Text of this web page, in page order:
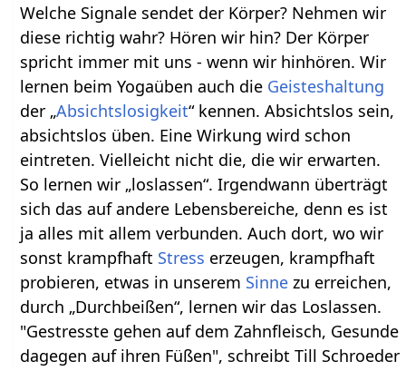
Welche Signale sendet der Körper? Nehmen wir
diese richtig wahr? Hören wir hin? Der Körper
spricht immer mit uns - wenn wir hinhören. Wir
lernen beim Yogaüben auch die Geisteshaltung
der „Absichtslosigkeit“ kennen. Absichtslos sein,
absichtslos üben. Eine Wirkung wird schon
eintreten. Vielleicht nicht die, die wir erwarten.
So lernen wir „loslassen“. Irgendwann überträgt
sich das auf andere Lebensbereiche, denn es ist
ja alles mit allem verbunden. Auch dort, wo wir
sonst krampfhaft Stress erzeugen, krampfhaft
probieren, etwas in unserem Sinne zu erreichen,
durch „Durchbeißen“, lernen wir das Loslassen.
"Gestresste gehen auf dem Zahnfleisch, Gesunde
dagegen auf ihren Füßen", schreibt Till Schroeder